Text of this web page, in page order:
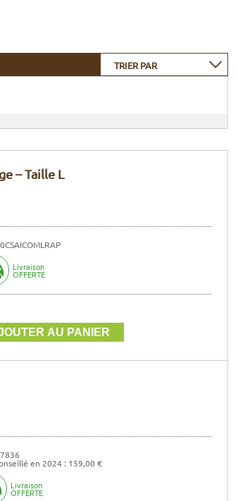
TRIER PAR
– Taille L
Livraison
OFFERTE
en 2024 : 159,00 €
Livraison
OFFERTE